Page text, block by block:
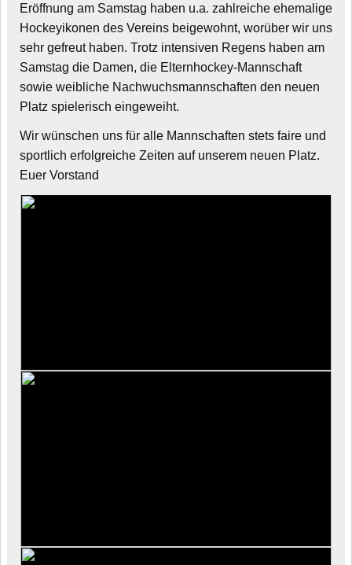
Eröffnung am Samstag haben u.a. zahlreiche ehemalige
Hockeyikonen des Vereins beigewohnt, worüber wir uns
sehr gefreut haben. Trotz intensiven Regens haben am
Samstag die Damen, die Elternhockey-Mannschaft
sowie weibliche Nachwuchsmannschaften den neuen
Platz spielerisch eingeweiht.
Wir wünschen uns für alle Mannschaften stets faire und
sportlich erfolgreiche Zeiten auf unserem neuen Platz.
Euer Vorstand